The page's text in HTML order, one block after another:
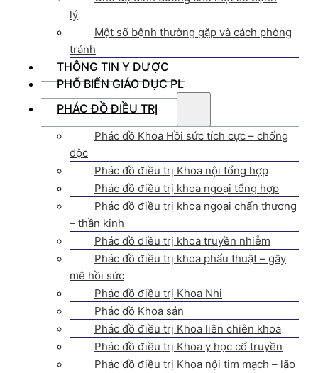
lý
Một số bệnh thường gặp và cách phòng
tránh
THÔNG TIN Y DƯỢC
PHỔ BIẾN GIÁO DỤC PL
PHÁC ĐỒ ĐIỀU TRỊ
Phác đồ Khoa Hồi sức tích cực – chống
độc
Phác đồ điều trị Khoa nội tổng hợp
Phác đồ điều trị khoa ngoại tổng hợp
Phác đồ điều trị khoa ngoại chấn thương
– thần kinh
Phác đồ điều trị khoa truyền nhiễm
Phác đồ điều trị khoa phẩu thuật – gây
mê hồi sức
Phác đồ điều trị Khoa Nhi
Phác đồ Khoa sản
Phác đồ điều trị Khoa liên chiên khoa
Phác đồ điều trị Khoa y học cổ truyền
Phác đồ điều trị Khoa nội tim mạch – lão